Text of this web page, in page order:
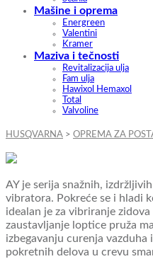
Mašine i oprema
Energreen
Valentini
Kramer
Maziva i tečnosti
Revitalizacija ulja
Fam ulja
Hawixol Hemaxol
Total
Valvoline
HUSQVARNA > OPREMA ZA
AY je serija snažnih,
vibratora. Pokreće se i hladi
idealan je za vibriranje
zaustavljanje loptice pruža
izbegavanju curenja
pokretnih delova u crevu